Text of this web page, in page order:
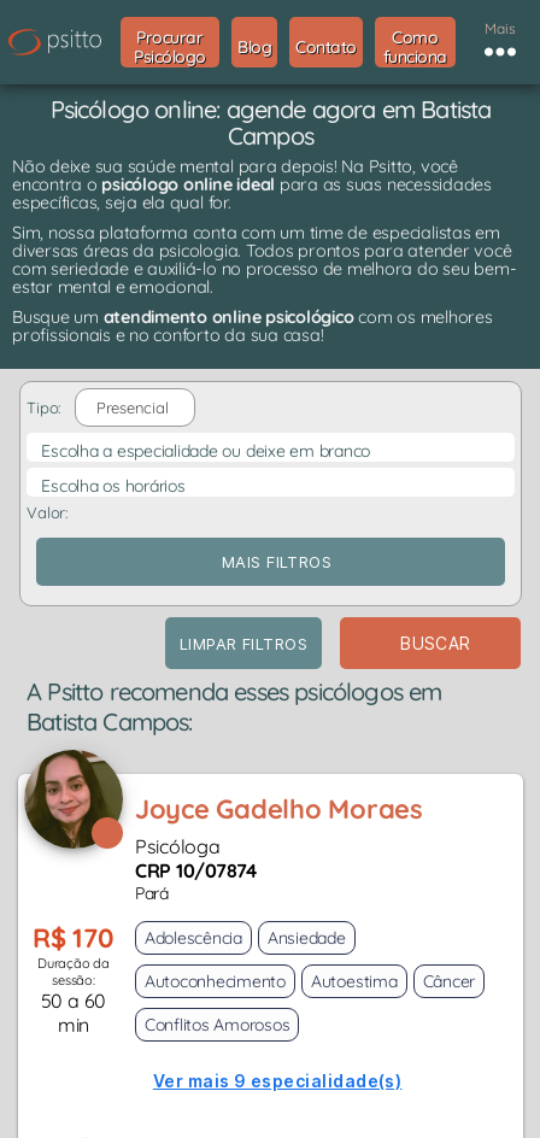
Procurar
Psicólogo
Blog Contato
Como
funciona
Mais
Psicólogo online: agende agora em Batista
Campos
Não deixe sua saúde mental para depois! Na Psitto, você
encontra o psicólogo online ideal para as suas necessidades
específicas, seja ela qual for.
Sim, nossa plataforma conta com um time de especialistas em
diversas áreas da psicologia. Todos prontos para atender você
com seriedade e auxiliá-lo no processo de melhora do seu bem-
estar mental e emocional.
Busque um atendimento online psicológicocom os melhores
profissionais e no conforto da sua casa!
Tipo: Presencial
Escolha a especialidade ou deixe em branco
Escolha os horários
Valor:
MAIS FILTROS
LIMPAR FILTROS BUSCAR
A Psitto recomenda esses psicólogos em
Batista Campos:
Joyce Gadelho Moraes
Psicóloga
CRP 10/07874
Pará
R$ 170
Duração da
sessão:
50 a 60
min
Adolescência
Ansiedade
Autoconhecimento
Autoestima
Câncer
Conflitos Amorosos
Ver mais 9 especialidade(s)